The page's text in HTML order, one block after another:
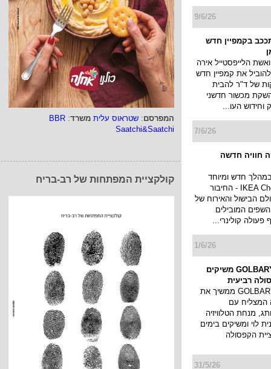
המפרסם: שטראוס עלית משרד:
BBR
Saatchi&Saatchi
קולקציית המפתחות של רב-בריח
9/6/26
בקמפיין חדש
הלייפסטייל אירה
את קמפיין חדש
של ד"ר להבית
מכשור חדשני
וחידוש העו...
7/6/26
חוויה חדשה
חדש ומיוחד
ומשיקה את IKEA Chef - החיבור
הבישול והאירוח של
המובילים
פעולה קולינרי...
1/6/26
אילנית לוי ו-GOLBARY משיקים
רביעית
בית האופנה GOLBARY ממשיך את
המצליח עם
מנחת הטלוויזיה
לוי ומשיקים בימים
הקפסולה
31/5/26